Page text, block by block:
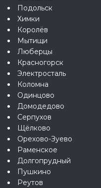
Подольск
Химки
Королёв
Мытищи
Люберцы
Красногорск
Электросталь
Коломна
Одинцово
Домодедово
Серпухов
Щёлково
Орехово-Зуево
Раменское
Долгопрудный
Пушкино
Реутов